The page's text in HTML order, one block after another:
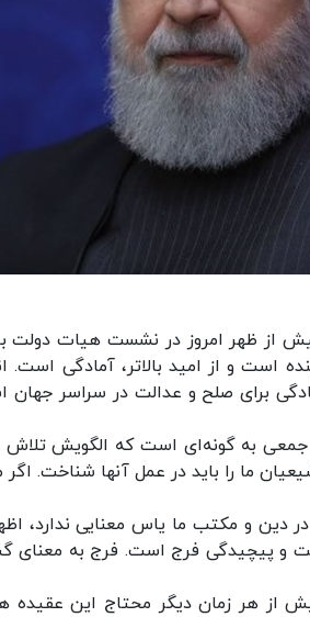
از ظهر امروز در نشست هیات دولت
است و از امید بالاتر، آمادگی
برای صلح و عدالت در سراسر
به گونه‌ای است که الگویش
ما را باید در عمل آنها شناخت.
دین و مکتب ما یاس معنایی ندارد،
و پیچیدگی‌ فرج است. فرج به
از هر زمان دیگر محتاج این